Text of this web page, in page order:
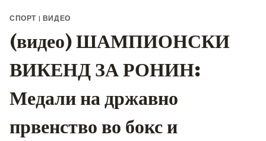
СПОРТ| ВИДЕО
(видео) ШАМПИОНСКИ
ВИКЕНД ЗА РОНИН:
Медали на државно
првенство во бокс и